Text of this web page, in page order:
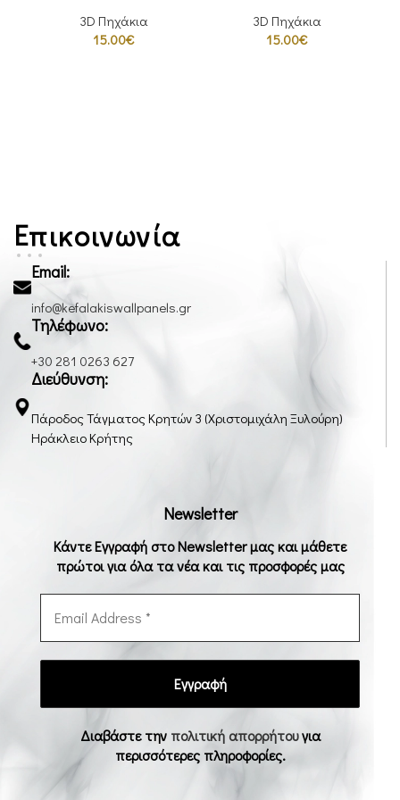
3D Πηχάκια
15.00€
3D Πηχάκια
15.00€
Επικοινωνία
Email:
info@kefalakiswallpanels.gr
Τηλέφωνο:
+30 281 0263 627
Διεύθυνση:
Πάροδος Τάγματος Κρητών 3 (Χριστομιχάλη Ξυλούρη)
Ηράκλειο Κρήτης
Newsletter
Κάντε Εγγραφή στο Newsletter μας και μάθετε
πρώτοι για όλα τα νέα και τις προσφορές μας
Διαβάστε την πολιτική απορρήτουγια
περισσότερες πληροφορίες.